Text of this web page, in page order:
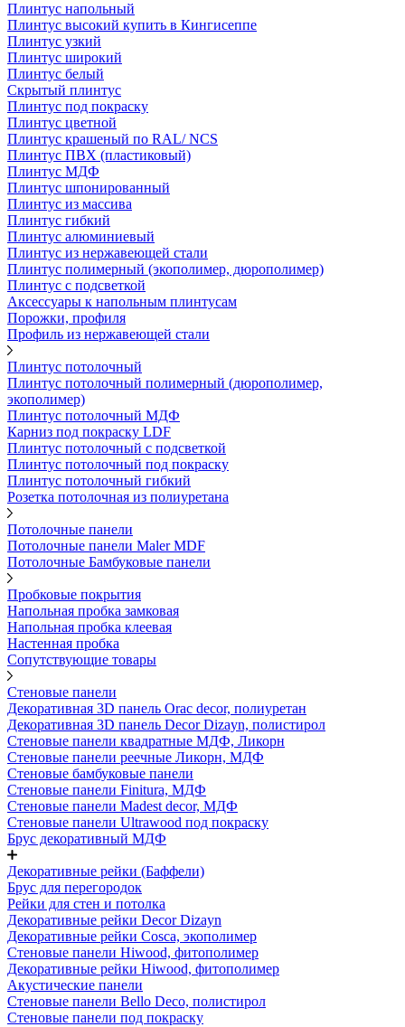
Плинтус напольный
Плинтус высокий купить в Кингисеппе
Плинтус узкий
Плинтус широкий
Плинтус белый
Скрытый плинтус
Плинтус под покраску
Плинтус цветной
Плинтус крашеный по RAL/ NCS
Плинтус ПВХ (пластиковый)
Плинтус МДФ
Плинтус шпонированный
Плинтус из массива
Плинтус гибкий
Плинтус алюминиевый
Плинтус из нержавеющей стали
Плинтус полимерный (экополимер, дюрополимер)
Плинтус с подсветкой
Аксессуары к напольным плинтусам
Порожки, профиля
Профиль из нержавеющей стали
Плинтус потолочный
Плинтус потолочный полимерный (дюрополимер,
экополимер)
Плинтус потолочный МДФ
Карниз под покраску LDF
Плинтус потолочный с подсветкой
Плинтус потолочный под покраску
Плинтус потолочный гибкий
Розетка потолочная из полиуретана
Потолочные панели
Потолочные панели Maler MDF
Потолочные Бамбуковые панели
Пробковые покрытия
Напольная пробка замковая
Напольная пробка клеевая
Настенная пробка
Сопутствующие товары
Стеновые панели
Декоративная 3D панель Orac decor, полиуретан
Декоративная 3D панель Decor Dizayn, полистирол
Стеновые панели квадратные МДФ, Ликорн
Стеновые панели реечные Ликорн, МДФ
Стеновые бамбуковые панели
Стеновые панели Finitura, МДФ
Стеновые панели Madest decor, МДФ
Стеновые панели Ultrawood под покраску
Брус декоративный МДФ
Декоративные рейки (Баффели)
Брус для перегородок
Рейки для стен и потолка
Декоративные рейки Decor Dizayn
Декоративные рейки Cosca, экополимер
Стеновые панели Hiwood, фитополимер
Декоративные рейки Hiwood, фитополимер
Акустические панели
Стеновые панели Bello Deco, полистирол
Стеновые панели под покраску